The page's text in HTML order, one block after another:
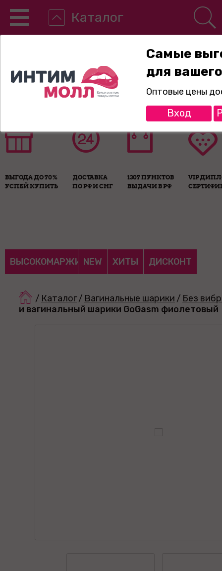
Каталог
8-800-775-89-65
ВЫГОДА ДО 70%
УСПЕЙ КУПИТЬ
ДОСТАВКА
ПО РФ И СНГ
1307 ПУНКТОВ
ВЫДАЧИ В РФ
VIP
ВЫСОКОМАРЖИНАЛЬНЫЕ
NEW ХИТЫ ДИСКОНТ
/ Каталог/ Вагинальные шарики / Без
и вагинальный шарики GoGasm фиолетовый
Самые
для
Оптовые цены
Вход